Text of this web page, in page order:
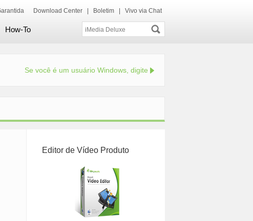
Download Center Boletim Vivo via Chat
How-To
Se você é um usuário Windows, digite
Editor de Vídeo Produto